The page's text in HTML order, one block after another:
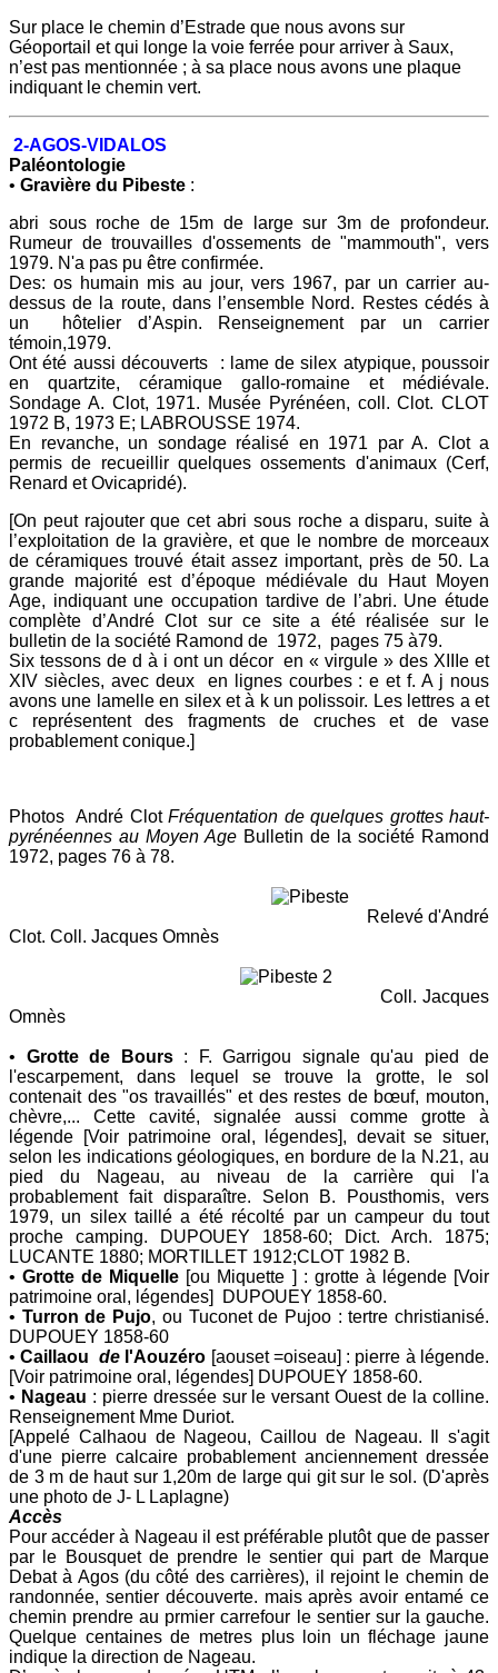
Sur place le chemin d’Estrade que nous avons sur
Géoportail et qui longe la voie ferrée pour arriver à Saux,
n’est pas mentionnée ; à sa place nous avons une plaque
indiquant le chemin vert.
2-AGOS-VIDALOS
Paléontologie
• Gravière du Pibeste :
abri sous roche de 15m de large sur 3m de profondeur.
Rumeur de trouvailles d'ossements de "mammouth", vers
1979. N'a pas pu être confirmée.
Des: os humain mis au jour, vers 1967, par un carrier au-
dessus de la route, dans l’ensemble Nord. Restes cédés à
un hôtelier d’Aspin. Renseignement par un carrier
témoin,1979.
Ont été aussi découverts : lame de silex atypique, po­ussoir
en quartzite, céramique gallo-romaine et médiévale.
Sondage A. Clot, 1971. Musée Pyrénéen, coll. Clot. CLOT
1972 B, 1973 E; LABROUSSE 1974.
En revanche, un sondage réalisé en 1971 par A. Clot a
permis de recueillir quelques ossements d'animaux (Cerf,
Renard et Ovicapridé).
[On peut rajouter que cet abri sous roche a disparu, suite à
l’exploitation de la gravière, et que le nombre de morceaux
de céramiques trouvé était assez important, près de 50. La
grande majorité est d’époque médiévale du Haut Moyen
Age, indiquant une occupation tardive de l’abri. Une étude
complète d’André Clot sur ce site a été réalisée sur le
bulletin de la société Ramond de 1972, pages 75 à79.
Six tessons de d à i ont un décor en « virgule » des XIIIe et
XIV siècles, avec deux en lignes courbes : e et f. A j nous
avons une lamelle en silex et à k un polissoir. Les lettres a et
c représentent des fragments de cruches et de vase
probablement conique.]
Photos André Clot Fréquentation de quelques grottes haut-
pyrénéennes au Moyen Age Bulletin de la société Ramond
1972, pages 76 à 78.
Relevé d'André
Clot. Coll. Jacques Omnès
Coll. Jacques
Omnès
• Grotte de Bours: F. Garrigou signale qu'au pied de
l'escarpement, dans lequel se trouve la grotte, le sol
contenait des "os travaillés" et des restes de bœuf, mouton,
chèvre,... Cette cavité, signalée aussi comme grotte à
légende [Voir patrimoine oral, légendes], devait se situer,
selon les indications géologiques, en bordure de la N.21, au
pied du Nageau, au niveau de la carrière qui l'a
probablement fait disparaître. Selon B. Pousthomis, vers
1979, un silex taillé a été récolté par un campeur du tout
proche camping. DUPOUEY 1858-60; Dict. Arch. 1875;
LUCANTE 1880; MORTILLET 1912;CLOT 1982 B.
•Grotte de Miquelle [ou Miquette ] : grotte à légende [Voir
patrimoine oral, légendes] DUPOUEY 1858-60.
• Turron de Pujo, ou Tuconet de Pujoo : tertre christianisé.
DUPOUEY 1858-60
•Caillaou del'Aouzéro [aouset =oiseau] : pierre à légende.
[Voir patrimoine oral, légendes] DUPOUEY 1858-60.
• Nageau : pierre dressée sur le versant Ouest de la colline.
Renseignement Mme Duriot.
[Appelé Calhaou de Nageou, Caillou de Nageau. Il s'agit
d'une pierre calcaire probablement anciennement dressée
de 3 m de haut sur 1,20m de large qui git sur le sol. (D'après
une photo de J- L Laplagne)
Accès
Pour accéder à Nageau il est préférable plutôt que de passer
par le Bousquet de prendre le sentier qui part de Marque
Debat à Agos (du côté des carrières), il rejoint le chemin de
randonnée, sentier découverte. mais après avoir entamé ce
chemin prendre au prmier carrefour le sentier sur la gauche.
Quelque centaines de metres plus loin un fléchage jaune
indique la direction de Nageau.